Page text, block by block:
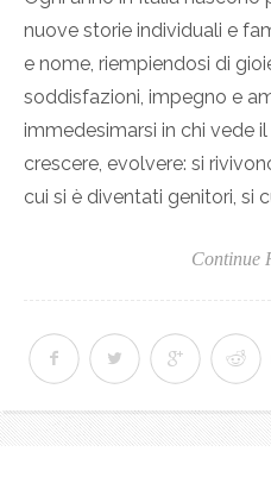
nuove storie individuali e
e nome, riempiendosi di
soddisfazioni, impegno e
immedesimarsi in chi vede
crescere, evolvere: si
cui si è diventati genitori, si
Continue